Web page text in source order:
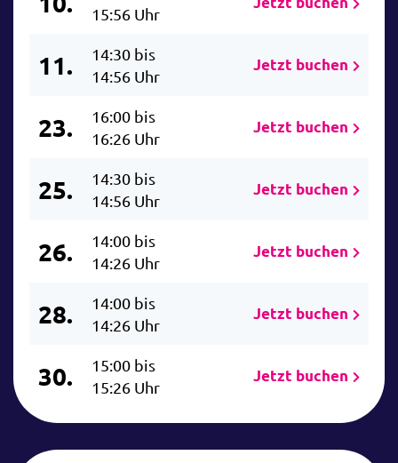
15:56 Uhr
11.
14:30 bis
14:56 Uhr
Jetzt buchen
23.
16:00 bis
16:26 Uhr
Jetzt buchen
25.
14:30 bis
14:56 Uhr
Jetzt buchen
26.
14:00 bis
14:26 Uhr
Jetzt buchen
28.
14:00 bis
14:26 Uhr
Jetzt buchen
30.
15:00 bis
15:26 Uhr
Jetzt buchen